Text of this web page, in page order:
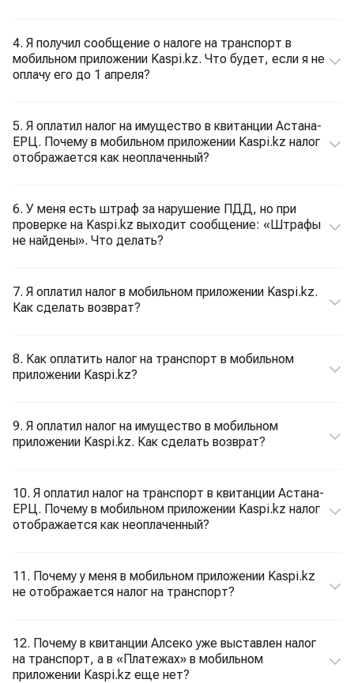
4. Я получил сообщение о налоге на транспорт в
мобильном приложении Kaspi.kz. Что будет, если я не
оплачу его до 1 апреля?
5. Я оплатил налог на имущество в квитанции Астана-
ЕРЦ. Почему в мобильном приложении Kaspi.kz налог
отображается как неоплаченный?
6. У меня есть штраф за нарушение ПДД, но при
проверке на Kaspi.kz выходит сообщение: «Штрафы
не найдены». Что делать?
7. Я оплатил налог в мобильном приложении Kaspi.kz.
Как сделать возврат?
8. Как оплатить налог на транспорт в мобильном
приложении Kaspi.kz?
9. Я оплатил налог на имущество в мобильном
приложении Kaspi.kz. Как сделать возврат?
10. Я оплатил налог на транспорт в квитанции Астана-
ЕРЦ. Почему в мобильном приложении Kaspi.kz налог
отображается как неоплаченный?
11. Почему у меня в мобильном приложении Kaspi.kz
не отображается налог на транспорт?
12. Почему в квитанции Алсеко уже выставлен налог
на транспорт, а в «Платежах» в мобильном
приложении Kaspi.kz еще нет?